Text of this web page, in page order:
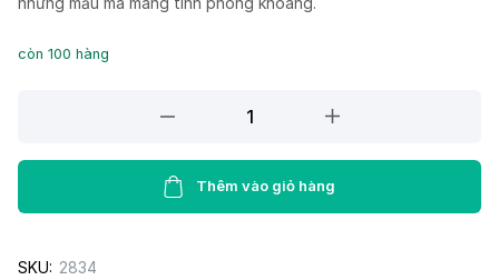
còn 100 hàng
tường
87405-
quantity
Thêm vào giỏ hàng
SKU: 2834